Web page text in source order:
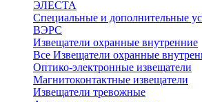
ЭЛЕСТА
Специальные и дополнительные
ВЭРС
Извещатели охранные внутренние
Все Извещатели охранные
Оптико-электронные извещатели
Магнитоконтактные извещатели
Извещатели тревожные